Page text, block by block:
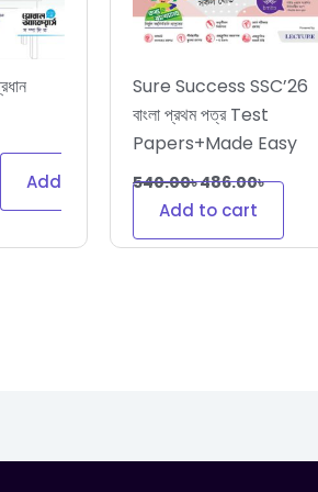
Add
Sure Success SSC’26
বাংলা প্রথম পত্র Test
Papers+Made Easy
540.00৳486.00৳
Add to cart